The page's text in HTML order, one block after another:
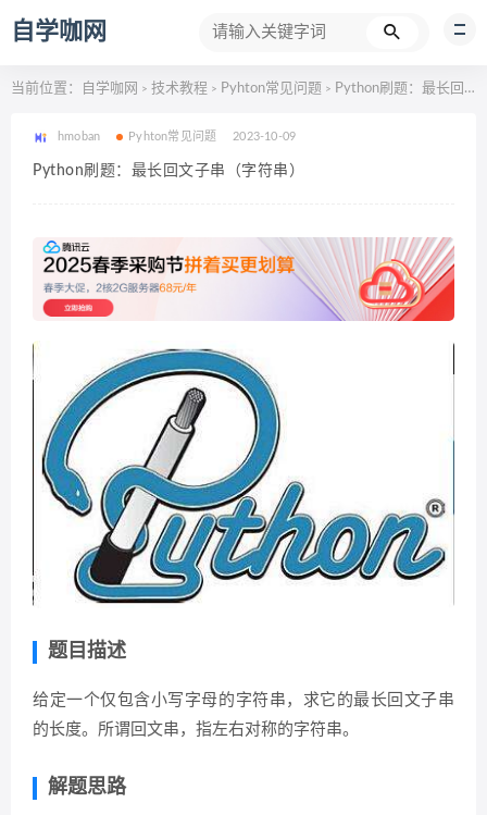
自学咖网
当前位置： 自学咖网 > 技术教程 > Pyhton常见问题 > Python刷题：最长回文子串（字符串）
hmoban Pyhton常见问题 2023-10-09
Python刷题：最长回文子串（字符串）
题目描述
给定一个仅包含小写字母的字符串，求它的最长回文子串
的长度。所谓回文串，指左右对称的字符串。
解题思路